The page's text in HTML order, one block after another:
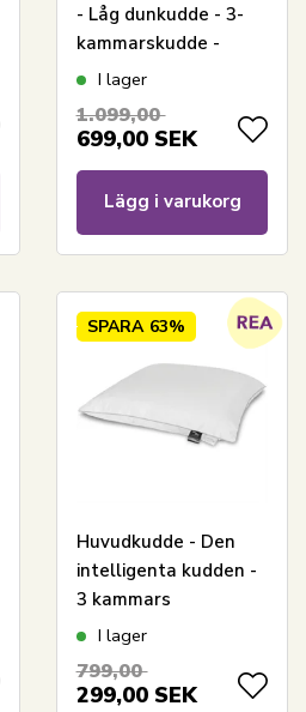
- Låg dunkudde - 3-
kammarskudde -
60x63 cm -
I lager
1.099,00
699,00 SEK
Lägg i varukorg
SPARA 63%
Huvudkudde - Den
intelligenta kudden -
3 kammars
mellanhuvudkudde -
I lager
799,00
299,00 SEK